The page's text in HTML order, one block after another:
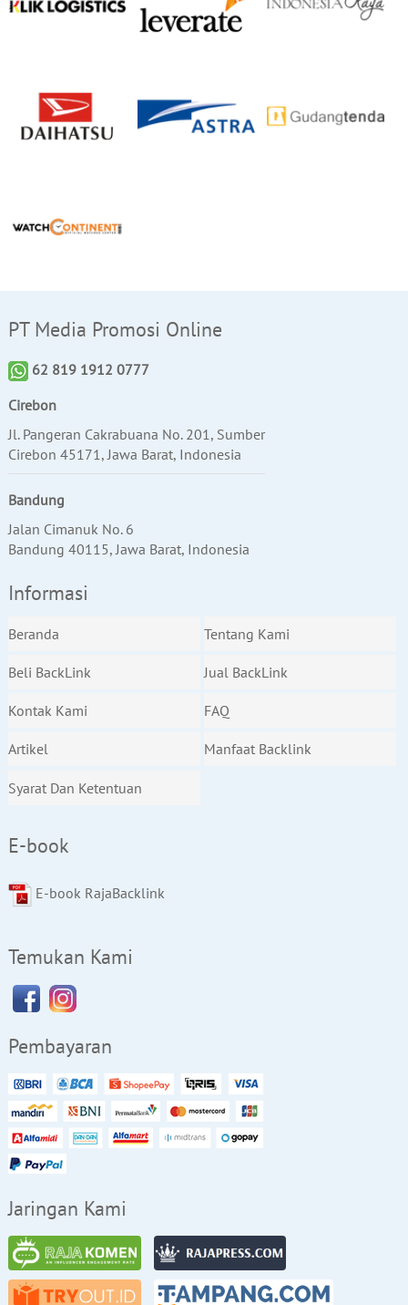
PT Media Promosi Online
62 819 1912 0777
Cirebon
Jl. Pangeran Cakrabuana No. 201, Sumber
Cirebon 45171, Jawa Barat, Indonesia
Bandung
Jalan Cimanuk No. 6
Bandung 40115, Jawa Barat, Indonesia
Informasi
Beranda Tentang Kami
Beli BackLink Jual BackLink
Kontak Kami FAQ
Artikel Manfaat Backlink
Syarat Dan Ketentuan
E-book
E-book RajaBacklink
Temukan Kami
Pembayaran
Jaringan Kami